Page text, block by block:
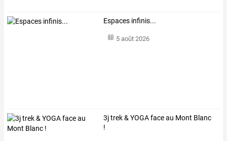
Espaces infinis...
5 août 2026
3j trek & YOGA face au Mont Blanc
!